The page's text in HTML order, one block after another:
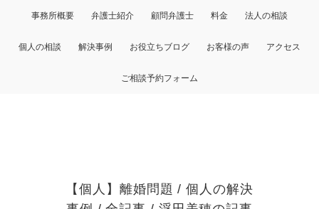
事務所概要 弁護士紹介 顧問弁護士 料金 法人の相談
個人の相談 解決事例 お役立ちブログ お客様の声 アクセス
ご相談予約フォーム
【個人】離婚問題 /個人の解決